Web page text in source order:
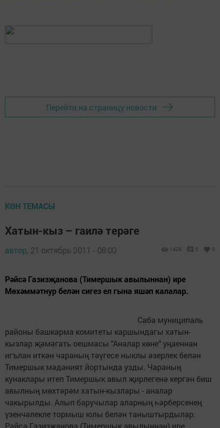
Перейти на страницу новости
КӨН ТЕМАСЫ
Хатын-кыз – гаилә терәге
автор, 21 октябрь 2011 - 08:00 1428 0 0
Рәйсә Газизҗанова (Тимершык авылыннан) ире
Мөхәммәтнур белән сигез ел гына яшәп калалар.
Саба муниципаль
районы башкарма комитеты каршындагы хатын-
кызлар җәмәгать оешмасы "Аналар көне" уңаеннан
игълан иткән чараның тәүгесе ныклы әзерлек белән
Тимершык мәдәният йортында узды. Чараның
кунаклары итеп Тимершык авыл җирлегенә кергән биш
авылның мөхтәрәм хатын-кызлары - аналар
чакырылды. Алып баручылар аларның һәрберсенең
үзенчәлекле тормыш юлы белән таныштырдылар.
Рәйсә Газизҗанова (Тимершык авылыннан) ире